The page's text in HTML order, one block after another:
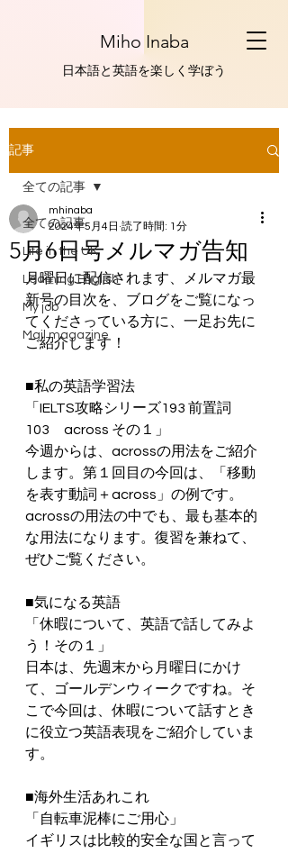
Miho Inaba
​日本語と英語を楽しく学ぼう
記事
全ての記事
Life in the UK
Learning English
My job
Mail magazine
全ての記事
5月6日号メルマガ告知
mhinaba
2024年5月4日 読了時間: 1分
月曜日に配信されます、メルマガ最
新号の目次を、ブログをご覧になっ
てくださっている方に、一足お先に
ご紹介します！
■私の英語学習法
「IELTS攻略シリーズ193 前置詞
103　across その１」
今週からは、acrossの用法をご紹介
します。第１回目の今回は、「移動
を表す動詞＋across」の例です。
acrossの用法の中でも、最も基本的
な用法になります。復習を兼ねて、
ぜひご覧ください。
■気になる英語
「休暇について、英語で話してみよ
う！その１」
日本は、先週末から月曜日にかけ
て、ゴールデンウィークですね。そ
こで今回は、休暇について話すとき
に役立つ英語表現をご紹介していま
す。
■海外生活あれこれ
「自転車泥棒にご用心」
イギリスは比較的安全な国と言って